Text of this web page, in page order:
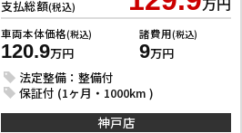
支払総額(税込)
車両本体価格(税込)
120.9万円
諸費用(税込)
9万円
法定整備：整備付
保証付 (1ヶ月・1000km )
神戸店